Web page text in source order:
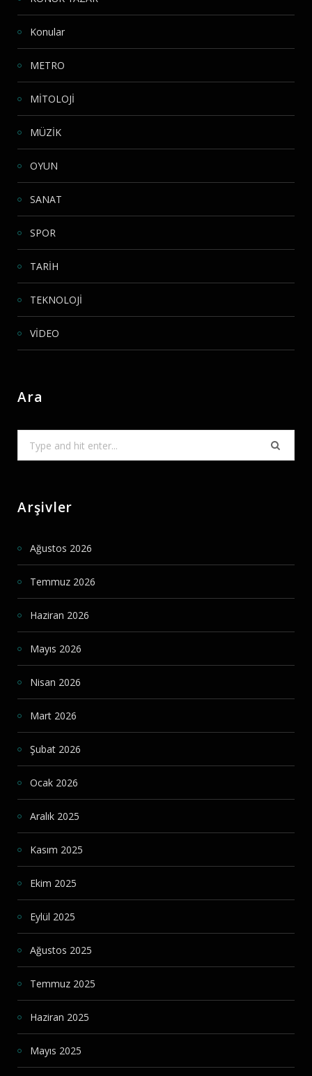
Konular
METRO
MİTOLOJİ
MÜZİK
OYUN
SANAT
SPOR
TARİH
TEKNOLOJİ
VİDEO
Ara
Arşivler
Ağustos 2026
Temmuz 2026
Haziran 2026
Mayıs 2026
Nisan 2026
Mart 2026
Şubat 2026
Ocak 2026
Aralık 2025
Kasım 2025
Ekim 2025
Eylül 2025
Ağustos 2025
Temmuz 2025
Haziran 2025
Mayıs 2025